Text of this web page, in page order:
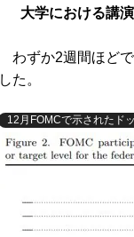
大学における講
わずか2週間ほどで
した。
12月FOMCで示されたド